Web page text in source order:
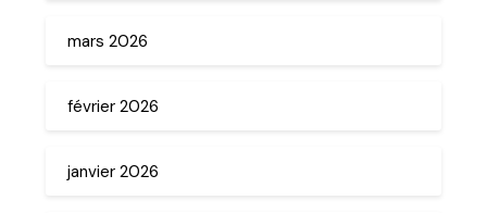
mars 2026
février 2026
janvier 2026